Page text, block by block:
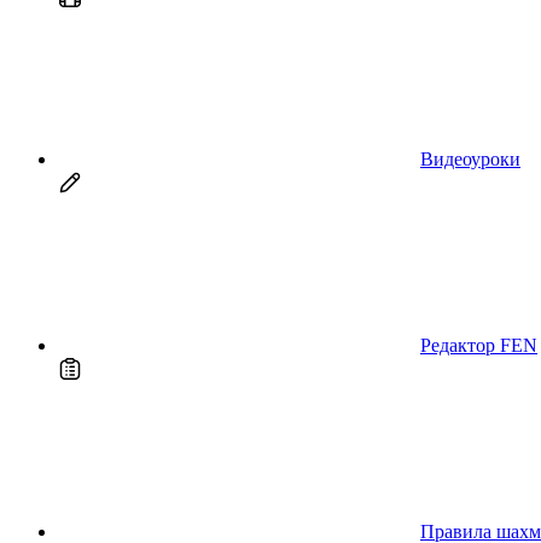
Видеоуроки
Редактор FEN
Правила